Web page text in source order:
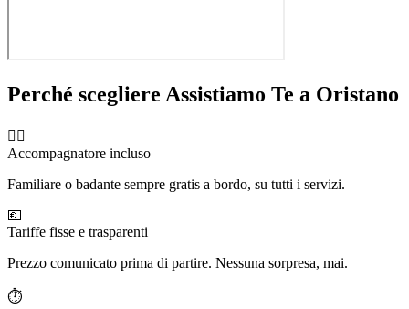
Perché scegliere Assistiamo Te a Oristano
🧑‍⚕️
Accompagnatore incluso
Familiare o badante sempre gratis a bordo, su tutti i servizi.
💶
Tariffe fisse e trasparenti
Prezzo comunicato prima di partire. Nessuna sorpresa, mai.
⏱️